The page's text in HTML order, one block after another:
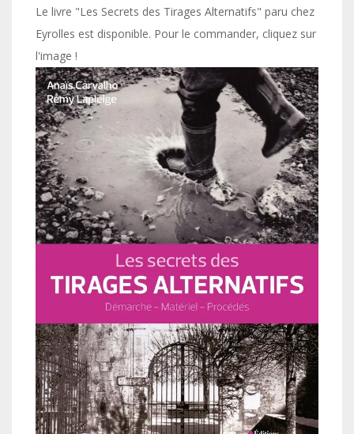
Le livre "Les Secrets des Tirages Alternatifs" paru chez
Eyrolles est disponible. Pour le commander, cliquez sur
l'image !